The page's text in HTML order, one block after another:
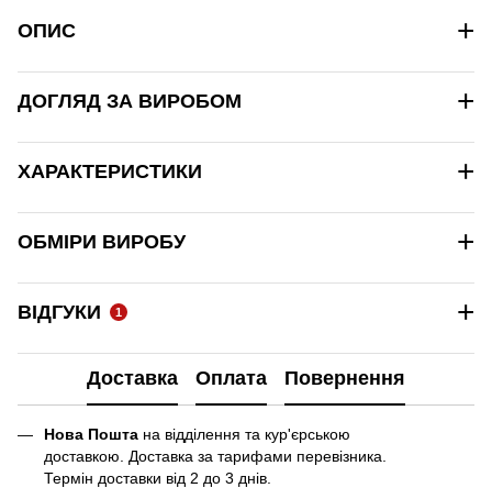
ОПИС +
ДОГЛЯД ЗА ВИРОБОМ +
ХАРАКТЕРИСТИКИ +
ОБМІРИ ВИРОБУ +
ВІДГУКИ 1 +
Доставка Оплата Повернення
Нова Пошта на відділення та кур'єрською
доставкою. Доставка за тарифами перевізника.
Термін доставки від 2 до 3 днів.